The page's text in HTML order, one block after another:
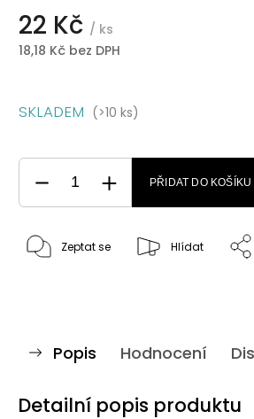
22 Kč / ks
18,18 Kč bez DPH
SKLADEM (>10 ks)
PŘIDAT DO KOŠÍKU
Zeptat se Hlídat
Popis Hodnocení
Detailní popis produktu